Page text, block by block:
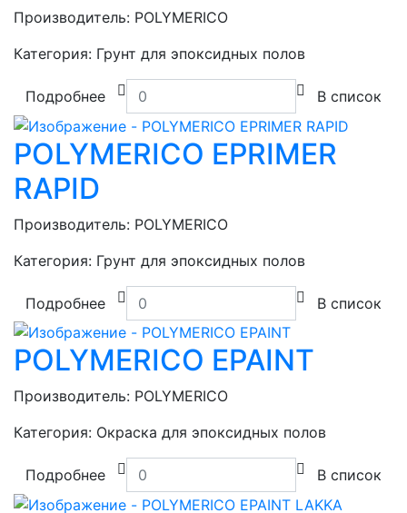
Производитель: POLYMERICO
Категория: Грунт для эпоксидных полов
Подробнее В список
POLYMERICO EPRIMER
RAPID
Производитель: POLYMERICO
Категория: Грунт для эпоксидных полов
Подробнее В список
POLYMERICO EPAINT
Производитель: POLYMERICO
Категория: Окраска для эпоксидных полов
Подробнее В список